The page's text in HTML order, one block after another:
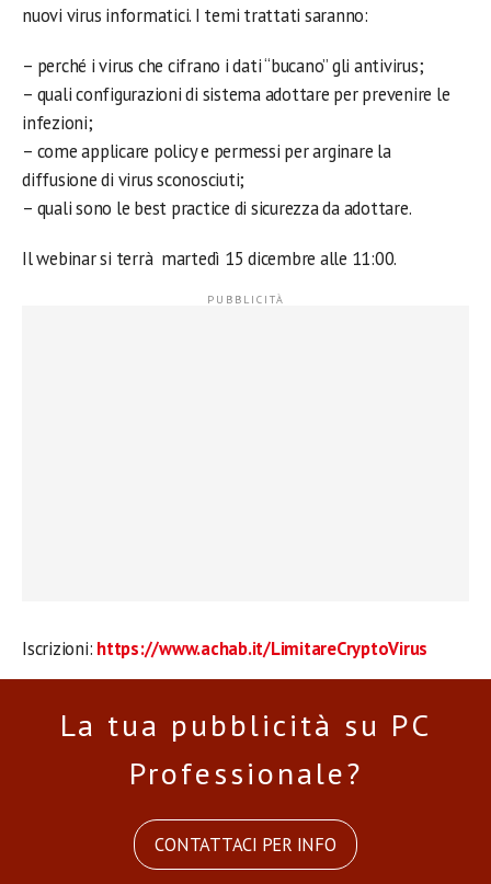
nuovi virus informatici. I temi trattati saranno:
– perché i virus che cifrano i dati “bucano” gli antivirus;
– quali configurazioni di sistema adottare per prevenire le
infezioni;
– come applicare policy e permessi per arginare la
diffusione di virus sconosciuti;
– quali sono le best practice di sicurezza da adottare.
Il webinar si terrà martedì 15 dicembre alle 11:00.
Iscrizioni: https://www.achab.it/LimitareCryptoVirus
La tua pubblicità su PC
Professionale?
CONTATTACI PER INFO